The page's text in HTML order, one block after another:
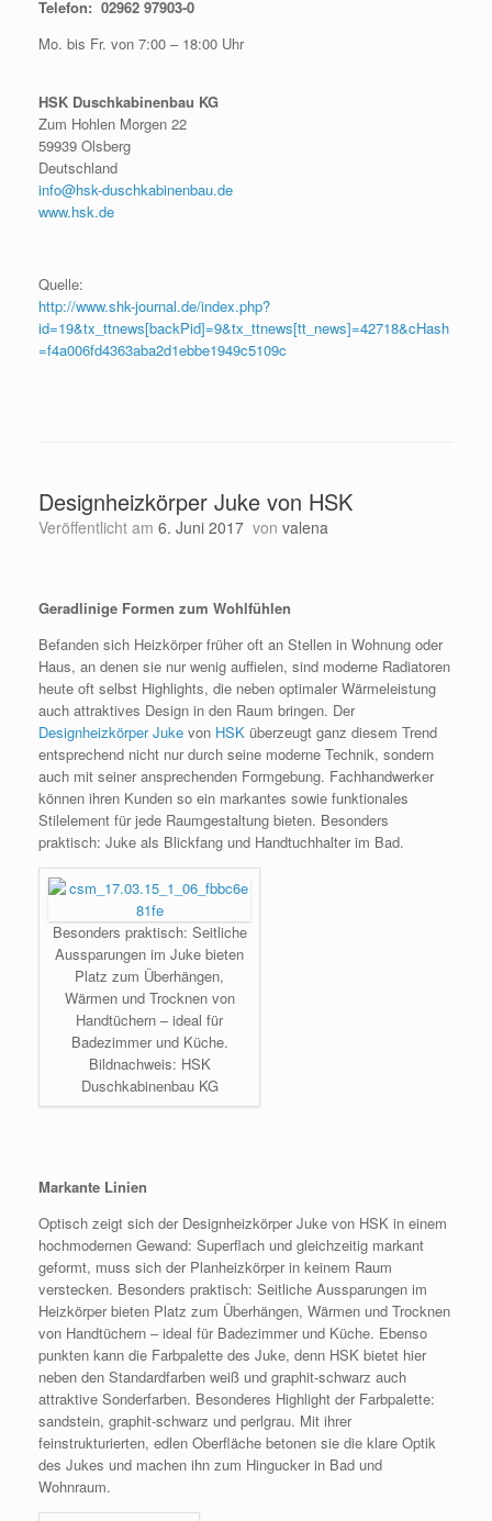
Telefon: 02962 97903-0
Mo. bis Fr. von 7:00 – 18:00 Uhr
HSK Duschkabinenbau KG
Zum Hohlen Morgen 22
59939 Olsberg
Deutschland
info@hsk-duschkabinenbau.de
www.hsk.de
Quelle:
http://www.shk-journal.de/index.php?
id=19&tx_ttnews[backPid]=9&tx_ttnews[tt_news]=42718&cHash
=f4a006fd4363aba2d1ebbe1949c5109c
Designheizkörper Juke von HSK
Veröffentlicht am 6. Juni 2017 von valena
Geradlinige Formen zum Wohlfühlen
Befanden sich Heizkörper früher oft an Stellen in Wohnung oder
Haus, an denen sie nur wenig auffielen, sind moderne Radiatoren
heute oft selbst Highlights, die neben optimaler Wärmeleistung
auch attraktives Design in den Raum bringen. Der
Designheizkörper Juke von HSK überzeugt ganz diesem Trend
entsprechend nicht nur durch seine moderne Technik, sondern
auch mit seiner ansprechenden Formgebung. Fachhandwerker
können ihren Kunden so ein markantes sowie funktionales
Stilelement für jede Raumgestaltung bieten. Besonders
praktisch: Juke als Blickfang und Handtuchhalter im Bad.
Besonders praktisch: Seitliche
Aussparungen im Juke bieten
Platz zum Überhängen,
Wärmen und Trocknen von
Handtüchern – ideal für
Badezimmer und Küche.
Bildnachweis: HSK
Duschkabinenbau KG
Markante Linien
Optisch zeigt sich der Designheizkörper Juke von HSK in einem
hochmodernen Gewand: Superflach und gleichzeitig markant
geformt, muss sich der Planheizkörper in keinem Raum
verstecken. Besonders praktisch: Seitliche Aussparungen im
Heizkörper bieten Platz zum Überhängen, Wärmen und Trocknen
von Handtüchern – ideal für Badezimmer und Küche. Ebenso
punkten kann die Farbpalette des Juke, denn HSK bietet hier
neben den Standardfarben weiß und graphit-schwarz auch
attraktive Sonderfarben. Besonderes Highlight der Farbpalette:
sandstein, graphit-schwarz und perlgrau. Mit ihrer
feinstrukturierten, edlen Oberfläche betonen sie die klare Optik
des Jukes und machen ihn zum Hingucker in Bad und
Wohnraum.